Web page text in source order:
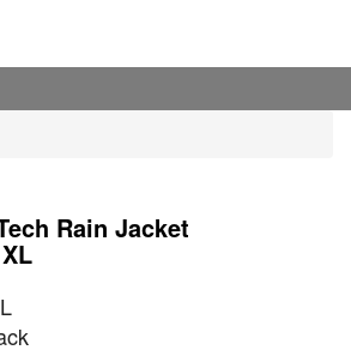
Rain Jacket